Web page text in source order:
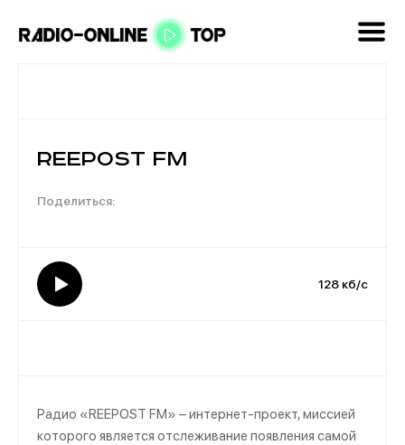
REEPOST FM
128 кб/с
Радио «REEPOST FM» – интернет-проект, миссией
которого является отслеживание появления самой